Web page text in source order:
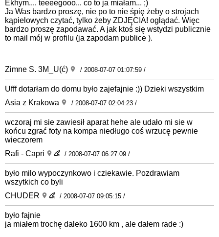
Ekhym.... teeeegooo... co to ja miałam... ;)
Ja Was bardzo proszę, nie po to nie śpię żeby o strojach
kąpielowych czytać, tylko żeby ZDJĘCIA! oglądać. Więc
bardzo proszę zapodawać. A jak ktoś się wstydzi publicznie
to mail mój w profilu (ja zapodam publice ).
Zimne S. 3M_U(ć) / 2008-07-07 01:07:59 /
Ufff dotarłam do domu było zajefajnie :)) Dzieki wszystkim
Asia z Krakowa
/ 2008-07-07 02:04:23 /
wczoraj mi sie zawiesił aparat hehe ale udało mi sie w
końcu zgrać foty na kompa niedługo coś wrzucę pewnie
wieczorem
Rafi - Capri
/ 2008-07-07 06:27:09 /
było milo wypoczynkowo i cziekawie. Pozdrawiam
wszytkich co byli
CHUDER
/ 2008-07-07 09:05:15 /
było fajnie
ja miałem trochę daleko 1600 km , ale dałem rade :)